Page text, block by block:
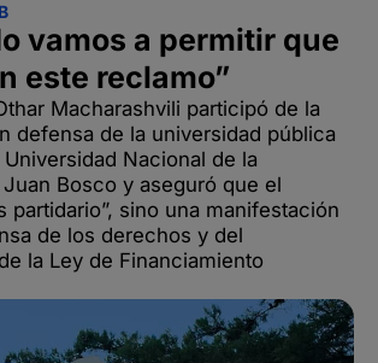
vamos a permitir que
este reclamo”
Macharashvili participó de la
defensa de la universidad pública
Nacional de la
Juan Bosco y aseguró que el
partidario”, sino una manifestación
de los derechos y del
la Ley de Financiamiento